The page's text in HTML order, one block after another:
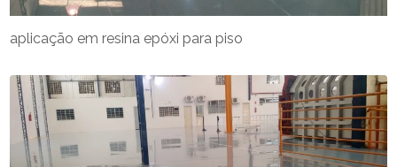
aplicação em resina epóxi para piso